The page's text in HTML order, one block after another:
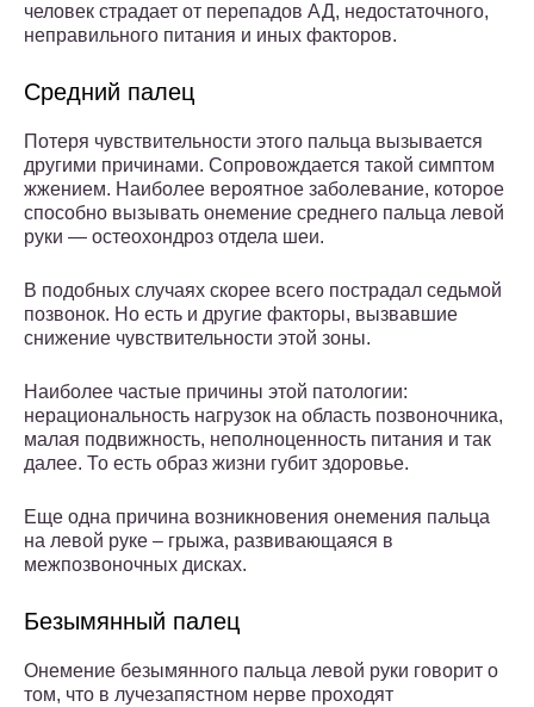
человек страдает от перепадов АД, недостаточного,
неправильного питания и иных факторов.
Средний палец
Потеря чувствительности этого пальца вызывается
другими причинами. Сопровождается такой симптом
жжением. Наиболее вероятное заболевание, которое
способно вызывать онемение среднего пальца левой
руки — остеохондроз отдела шеи.
В подобных случаях скорее всего пострадал седьмой
позвонок. Но есть и другие факторы, вызвавшие
снижение чувствительности этой зоны.
Наиболее частые причины этой патологии:
нерациональность нагрузок на область позвоночника,
малая подвижность, неполноценность питания и так
далее. То есть образ жизни губит здоровье.
Еще одна причина возникновения онемения пальца
на левой руке – грыжа, развивающаяся в
межпозвоночных дисках.
Безымянный палец
Онемение безымянного пальца левой руки говорит о
том, что в лучезапястном нерве проходят